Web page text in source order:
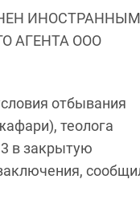
ИНОСТРАННЫМ
АГЕНТА ООО
отбывания
теолога
в закрытую